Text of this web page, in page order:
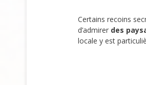
Certains recoins
d’admirer des
locale y est